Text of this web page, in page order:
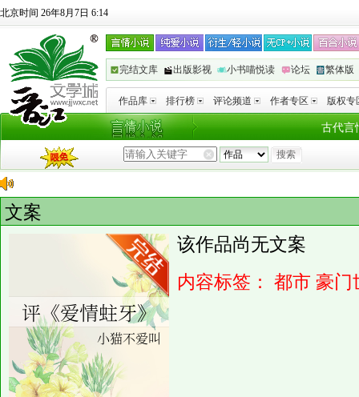
北京时间 26年8月7日 6:14
完结文库 出版影视 小书喵悦读 论坛 繁体版
作品库 排行榜 评论频道 作者专区 版权专
古代言
文案
该作品尚无文案
内容标签：
都市 豪门